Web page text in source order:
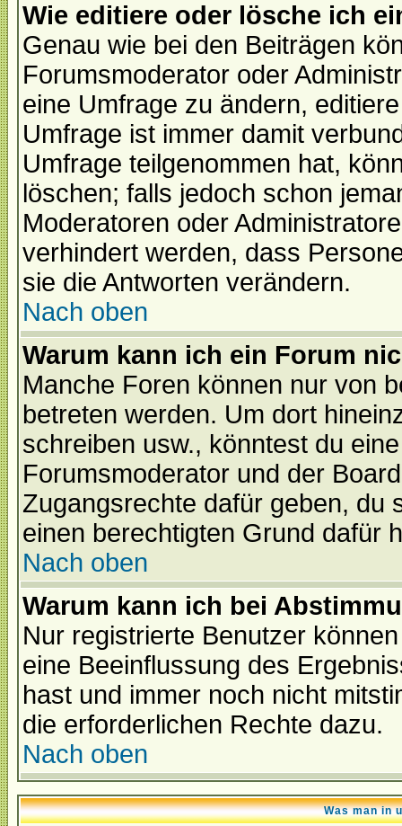
Wie editiere oder lösche ich
Genau wie bei den Beiträgen
Forumsmoderator oder
eine Umfrage zu ändern,
Umfrage ist immer damit
Umfrage teilgenommen hat,
löschen; falls jedoch schon
Moderatoren oder
verhindert werden, dass
sie die Antworten verändern.
Nach oben
Warum kann ich ein Forum
Manche Foren können nur von
betreten werden. Um dort
schreiben usw., könntest du
Forumsmoderator und der
Zugangsrechte dafür geben, du
einen berechtigten Grund dafür
Nach oben
Warum kann ich bei
Nur registrierte Benutzer
eine Beeinflussung des
hast und immer noch nicht
die erforderlichen Rechte dazu.
Nach oben
Was man in